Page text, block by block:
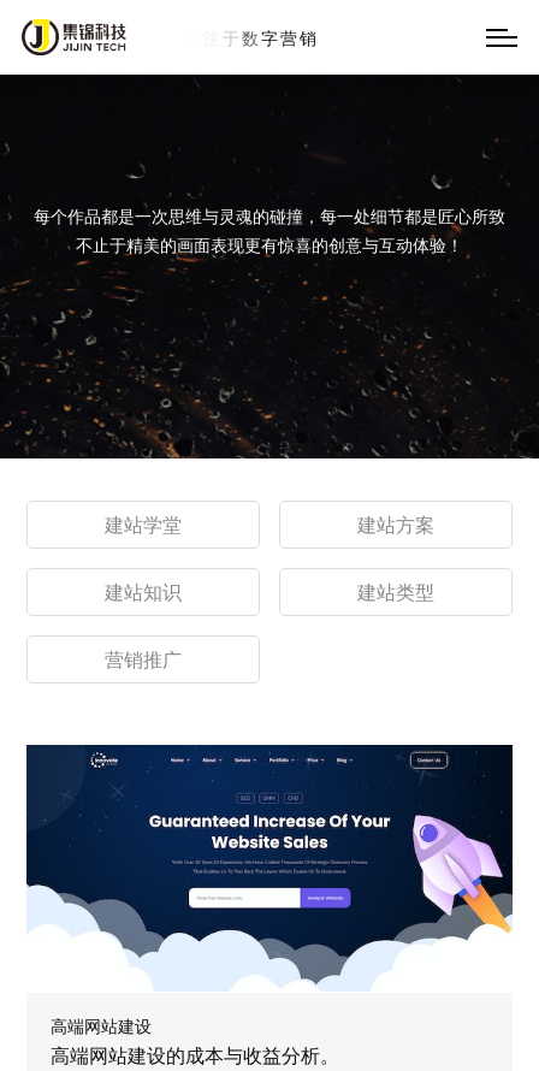
每个作品都是一次思维与灵魂的碰撞，每一处细节都是匠心所致
不止于精美的画面表现更有惊喜的创意与互动体验！
建站学堂 建站方案
建站知识 建站类型
营销推广
高端网站建设
高端网站建设的成本与收益分析。